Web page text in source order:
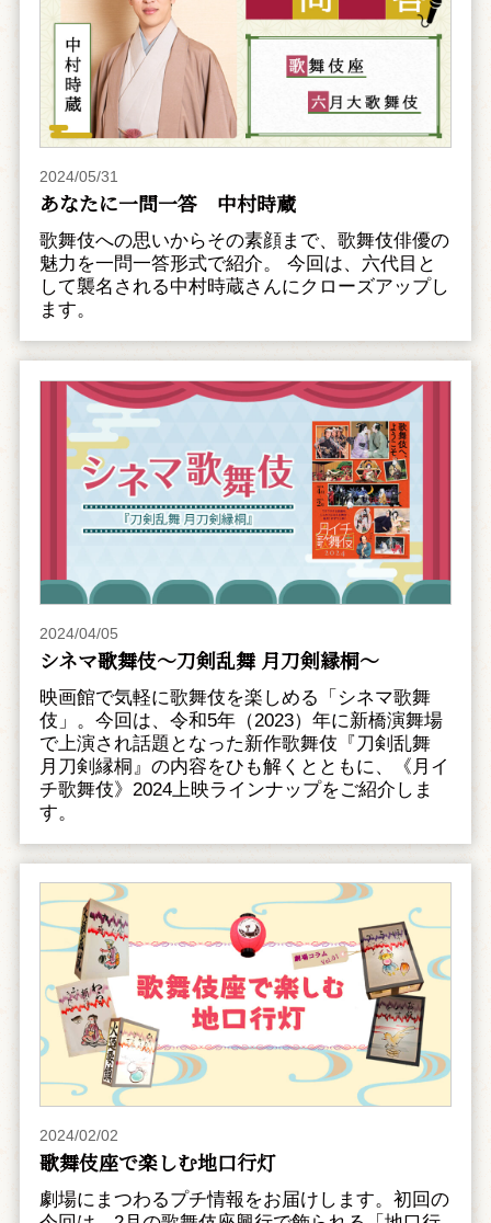
2024/05/31
あなたに一問一答 中村時蔵
歌舞伎への思いからその素顔まで、歌舞伎俳優の
魅力を一問一答形式で紹介。 今回は、六代目と
して襲名される中村時蔵さんにクローズアップし
ます。
2024/04/05
シネマ歌舞伎～刀剣乱舞 月刀剣縁桐～
映画館で気軽に歌舞伎を楽しめる「シネマ歌舞
伎」。今回は、令和5年（2023）年に新橋演舞場
で上演され話題となった新作歌舞伎『刀剣乱舞
月刀剣縁桐』の内容をひも解くとともに、《月イ
チ歌舞伎》2024上映ラインナップをご紹介しま
す。
2024/02/02
歌舞伎座で楽しむ地口行灯
劇場にまつわるプチ情報をお届けします。初回の